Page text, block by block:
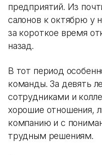
предприятий. Из
салонов к октябрю у
за короткое время
назад.
В тот период
команды. За девять
сотрудниками и
хорошие отношения,
компанию и с
трудным решениям.